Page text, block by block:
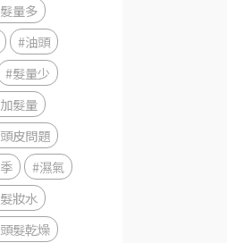
量多
#油頭
#髮量少
髮量
皮問題
#濕氣
妝水
髮乾燥